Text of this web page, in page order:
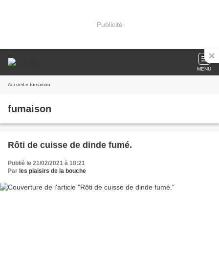
Publicité
MENU
Accueil » fumaison
fumaison
Rôti de cuisse de dinde fumé.
Publié le 21/02/2021 à 18:21
Par les plaisirs de la bouche